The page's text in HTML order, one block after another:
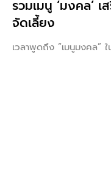
รวมเมนู ‘มงคล’
จัดเลี้ยง
เวลาพูดถึง “เมนูมงคล”